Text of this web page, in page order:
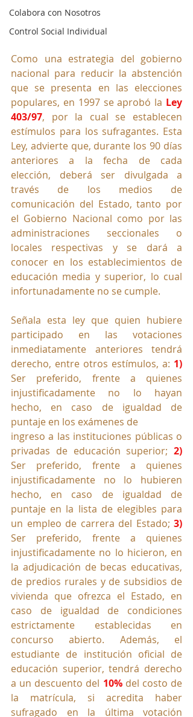
Colabora con Nosotros
Control Social Individual
Como una estrategia del gobierno
nacional para reducir la abstención
que se presenta en las elecciones
populares, en 1997 se aprobó la Ley
403/97, por la cual se establecen
estímulos para los sufragantes. Esta
Ley, advierte que, durante los 90 días
anteriores a la fecha de cada
elección, deberá ser divulgada a
través de los medios de
comunicación del Estado, tanto por
el Gobierno Nacional como por las
administraciones seccionales o
locales respectivas y se dará a
conocer en los establecimientos de
educación media y superior, lo cual
infortunadamente no se cumple.
Señala esta ley que quien hubiere
participado en las votaciones
inmediatamente anteriores tendrá
derecho, entre otros estímulos, a: 1)
Ser preferido, frente a quienes
injustificadamente no lo hayan
hecho, en caso de igualdad de
puntaje en los exámenes de
ingreso a las instituciones públicas o
privadas de educación superior;
Ser preferido, frente a quienes
injustificadamente no lo hubieren
hecho, en caso de igualdad de
puntaje en la lista de elegibles para
un empleo de carrera del Estado; 3)
Ser preferido, frente a quienes
injustificadamente no lo hicieron, en
la adjudicación de becas educativas,
de predios rurales y de subsidios de
vivienda que ofrezca el Estado, en
caso de igualdad de condiciones
estrictamente establecidas en
concurso abierto. Además, el
estudiante de institución oficial de
educación superior, tendrá derecho
a un descuento del 10% del costo de
la matrícula, si acredita haber
sufragado en la última votación